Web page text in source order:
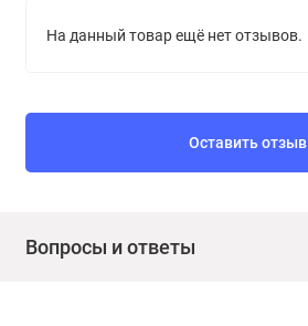
На данный товар ещё нет отзывов.
Оставить отзыв
Вопросы и ответы